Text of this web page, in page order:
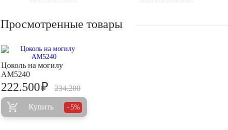
Просмотренные товары
Цоколь на могилу
AM5240
234.200
222.500₽
Купить 5%